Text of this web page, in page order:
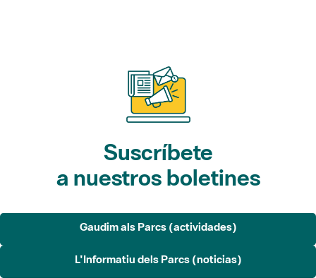
Suscríbete
a nuestros boletines
Gaudim als Parcs (actividades)
L'Informatiu dels Parcs (noticias)